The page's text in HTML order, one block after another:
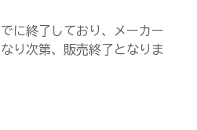
に終了しており、メーカー
り次第、販売終了となりま